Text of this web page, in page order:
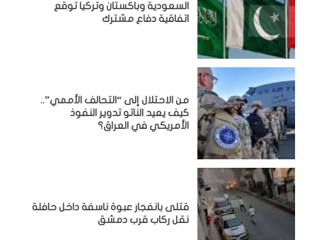
السعودية وباكستان وتركيا توقع
اتفاقية دفاع مشترك
من الاحتلال إلى “التحالف الأممي”..
كيف يعيد الناتو تدوير النفوذ
الأمريكي في العراق؟
قتلى بانفجار عبوة ناسفة داخل حافلة
نقل ركاب قرب دمشق